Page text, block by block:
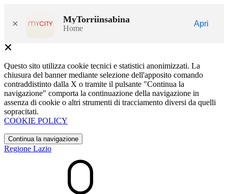
× MyTorriinsabina
Home
Apri
Questo sito utilizza cookie tecnici e statistici anonimizzati. La
chiusura del banner mediante selezione dell'apposito comando
contraddistinto dalla X o tramite il pulsante "Continua la
navigazione" comporta la continuazione della navigazione in
assenza di cookie o altri strumenti di tracciamento diversi da quelli
sopracitati.
COOKIE POLICY
Continua la navigazione
Regione Lazio